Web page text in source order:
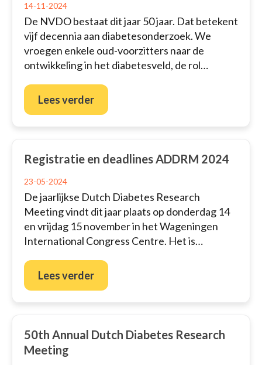
14-11-2024
De NVDO bestaat dit jaar 50 jaar. Dat betekent
vijf decennia aan diabetesonderzoek. We
vroegen enkele oud-voorzitters naar de
ontwikkeling in het diabetesveld, de rol…
Lees verder
Registratie en deadlines ADDRM 2024
23-05-2024
De jaarlijkse Dutch Diabetes Research
Meeting vindt dit jaar plaats op donderdag 14
en vrijdag 15 november in het Wageningen
International Congress Centre. Het is…
Lees verder
50th Annual Dutch Diabetes Research
Meeting